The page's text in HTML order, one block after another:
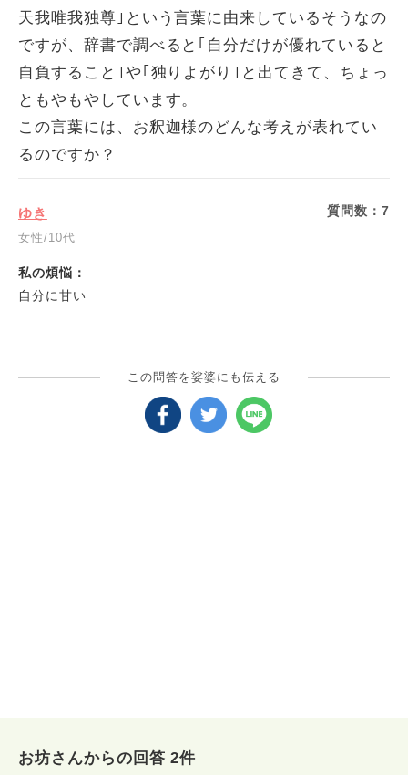
天我唯我独尊｣という言葉に由来しているそうなの
ですが、辞書で調べると｢自分だけが優れていると
自負すること｣や｢独りよがり｣と出てきて、ちょっ
ともやもやしています。
この言葉には、お釈迦様のどんな考えが表れてい
るのですか？
ゆき
女性/10代
質問数：7
私の煩悩：
自分に甘い
この問答を娑婆にも伝える
お坊さんからの回答 2件